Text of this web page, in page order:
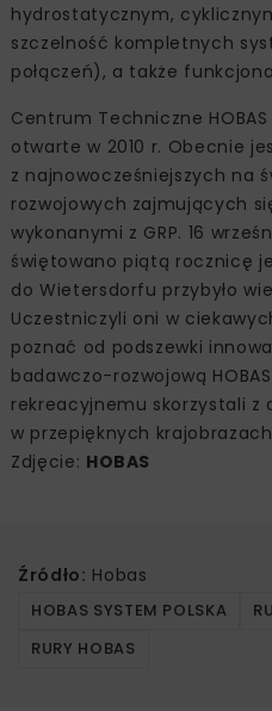
hydrostatycznym,
szczelność kompletnych
połączeń), a także
Centrum Techniczne
otwarte w 2010 r. Obecnie
z najnowocześniejszych na
rozwojowych zajmujących
wykonanymi z GRP. 16
świętowano piątą rocznicę
do Wietersdorfu przybyło
Uczestniczyli oni w
poznać od podszewki
badawczo-rozwojową
rekreacyjnemu skorzystali z
w przepięknych
Zdjęcie: HOBAS
Źródło: Hobas
HOBAS SYSTEM POLSKA
RURY HOBAS